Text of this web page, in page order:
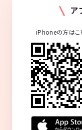
ア
iPhoneの方はこ